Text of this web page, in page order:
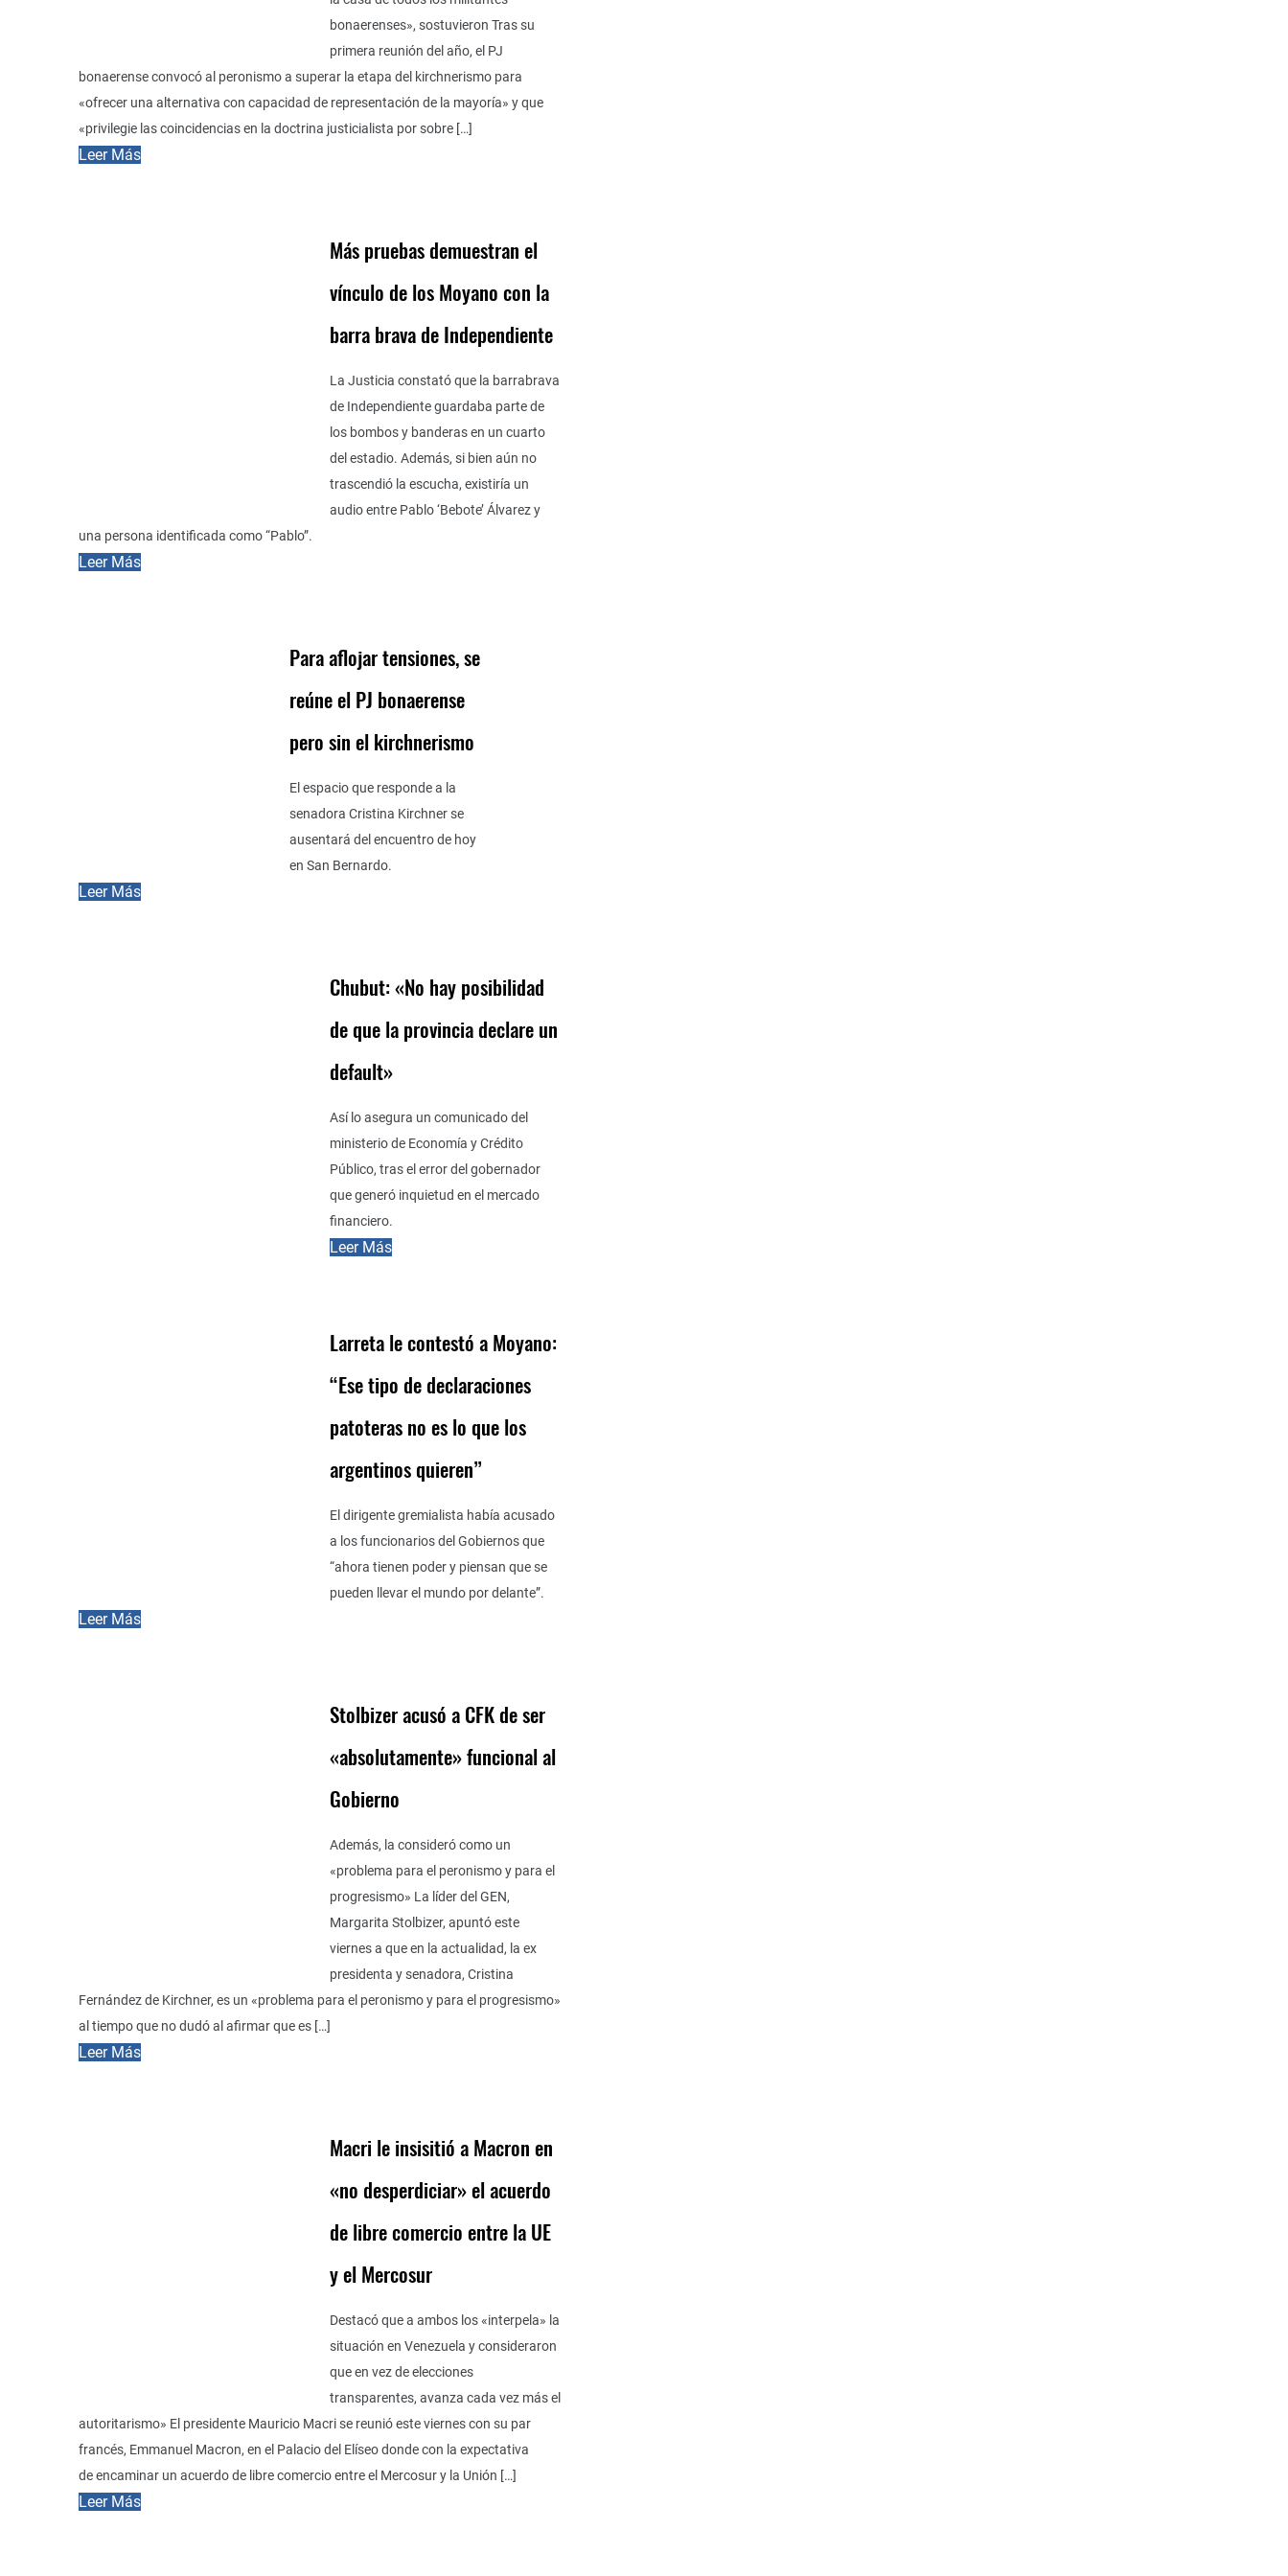
bonaerenses», sostuvieron Tras su
primera reunión del año, el PJ
bonaerense convocó al peronismo a superar la etapa del kirchnerismo para
«ofrecer una alternativa con capacidad de representación de la mayoría» y que
«privilegie las coincidencias en la doctrina justicialista por sobre […]
Leer Más
Más pruebas demuestran el
vínculo de los Moyano con la
barra brava de Independiente
La Justicia constató que la barrabrava
de Independiente guardaba parte de
los bombos y banderas en un cuarto
del estadio. Además, si bien aún no
trascendió la escucha, existiría un
audio entre Pablo ‘Bebote’ Álvarez y
una persona identificada como “Pablo”.
Leer Más
Para aflojar tensiones, se
reúne el PJ bonaerense
pero sin el kirchnerismo
El espacio que responde a la
senadora Cristina Kirchner se
ausentará del encuentro de hoy
en San Bernardo.
Leer Más
Chubut: «No hay posibilidad
de que la provincia declare un
default»
Así lo asegura un comunicado del
ministerio de Economía y Crédito
Público, tras el error del gobernador
que generó inquietud en el mercado
financiero.
Leer Más
Larreta le contestó a Moyano:
“Ese tipo de declaraciones
patoteras no es lo que los
argentinos quieren”
El dirigente gremialista había acusado
a los funcionarios del Gobiernos que
“ahora tienen poder y piensan que se
pueden llevar el mundo por delante”.
Leer Más
Stolbizer acusó a CFK de ser
«absolutamente» funcional al
Gobierno
Además, la consideró como un
«problema para el peronismo y para el
progresismo» La líder del GEN,
Margarita Stolbizer, apuntó este
viernes a que en la actualidad, la ex
presidenta y senadora, Cristina
Fernández de Kirchner, es un «problema para el peronismo y para el progresismo»
al tiempo que no dudó al afirmar que es […]
Leer Más
Macri le insisitió a Macron en
«no desperdiciar» el acuerdo
de libre comercio entre la UE
y el Mercosur
Destacó que a ambos los «interpela» la
situación en Venezuela y consideraron
que en vez de elecciones
transparentes, avanza cada vez más el
autoritarismo» El presidente Mauricio Macri se reunió este viernes con su par
francés, Emmanuel Macron, en el Palacio del Elíseo donde con la expectativa
de encaminar un acuerdo de libre comercio entre el Mercosur y la Unión […]
Leer Más